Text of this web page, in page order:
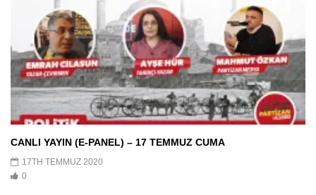
CANLI YAYIN (E-PANEL) – 17 TEMMUZ CUMA
17TH TEMMUZ 2020
0